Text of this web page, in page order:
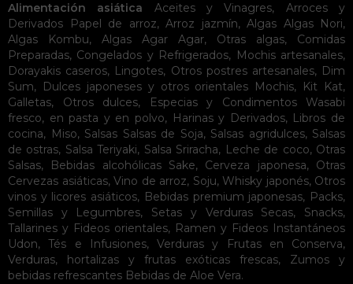
Alimentación asiática Aceites y Vinagres, Arroces y
Derivados
Papel de arroz, Arroz jazmín, Algas Algas Nori,
Algas Kombu, Algas Agar Agar, Otras algas, Comidas
Preparadas, Congelados y Refrigerados, Mochis artesanales,
Dorayakis caseros, Lingotes, Otros postres artesanales, Dim
Sum, Dulces japoneses y otros orientales Mochis, Kit Kat,
Galletas, Otros dulces, Especias y Condimentos
Wasabi
fresco, en pasta y en polvo, Harinas y Derivados, Libros de
cocina, Miso, Salsas Salsas de Soja, Salsas agridulces, Salsas
de ostras, Salsa Teriyaki, Salsa Sriracha, Leche de coco, Otras
Salsas, Bebidas alcohólicas Sake, Cerveza japonesa, Otras
Cervezas asiáticas, Vino de arroz, Soju, Whisky japonés, Otros
vinos y licores asiáticos, Bebidas premium japonesas, Packs,
Semillas y Legumbres, Setas y Verduras Secas, Snacks,
Tallarines y Fideos orientales, Ramen y Fideos Instantáneos
Udon,Tés e Infusiones, Verduras y Frutas en Conserva,
Verduras, hortalizas y frutas exóticas frescas, Zumos y
bebidas refrescantes Bebidas de Aloe Vera.